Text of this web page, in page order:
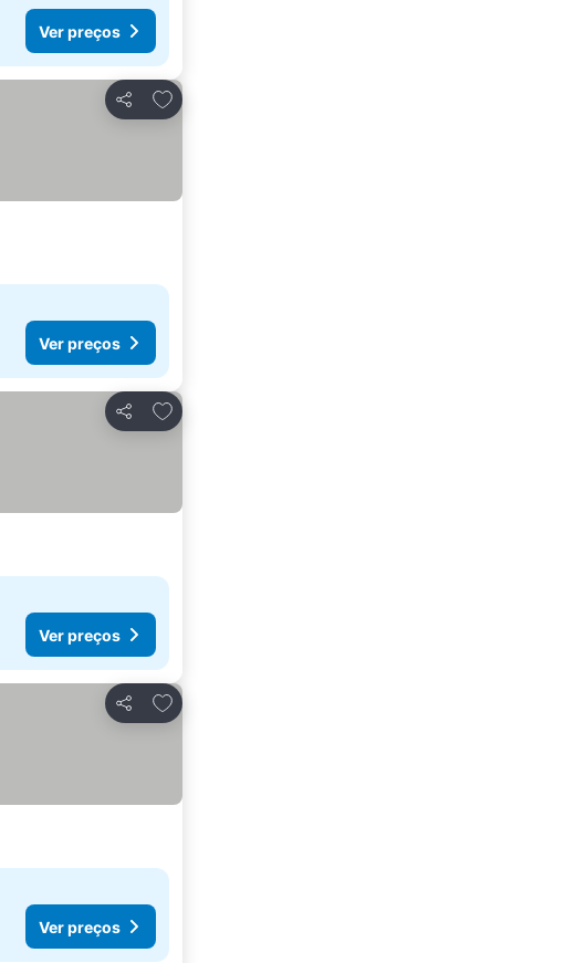
Ver preços
Partilhar
Adicionar aos favoritos
Ver preços
Partilhar
Adicionar aos favoritos
Ver preços
Partilhar
Adicionar aos favoritos
Ver preços